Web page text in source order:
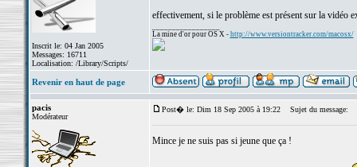
Inscrit le: 04 Jan 2005
Messages: 16711
Localisation: /Library/Scripts/
effectivement, si le problème est présent sur la vidéo
La mine d'or pour OS X - http://www.versiontracker.com/macosx/
Revenir en haut de page
pacis
Modérateur
Post� le: Dim 18 Sep 2005 à 19:22 Sujet du message:
Mince je ne suis pas si jeune que ça !